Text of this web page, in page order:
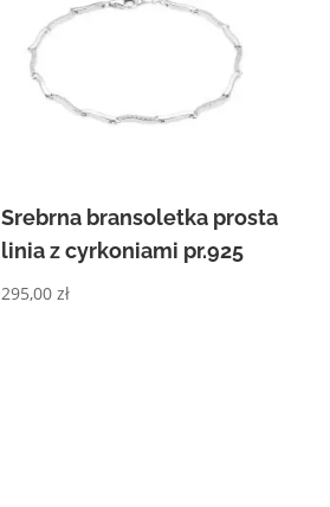
Srebrna bransoletka prosta
linia z cyrkoniami pr.925
295,00zł